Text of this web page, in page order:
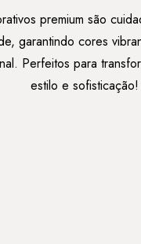
premium são
garantindo cores
Perfeitos para
estilo e sofisticação!